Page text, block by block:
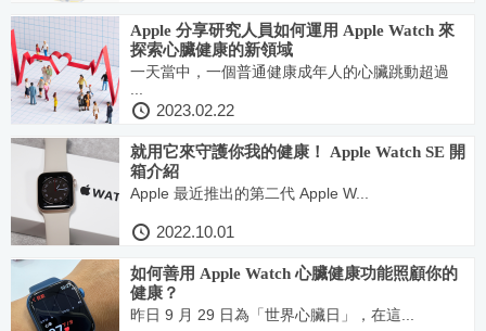
Apple 分享研究人員如何運用 Apple Watch 來
探索心臟健康的新領域
一天當中，一個普通健康成年人的心臟跳動超過
2023.02.22
就用它來守護你我的健康！ Apple Watch SE 開
箱介紹
Apple 最近推出的第二代 Apple W...
2022.10.01
如何善用 Apple Watch ⼼臟健康功能照顧你的
健康？
昨日 9 ⽉ 29 ⽇為「世界⼼臟⽇」，在這...